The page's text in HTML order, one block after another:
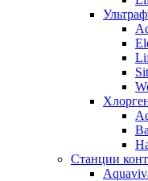
Станции